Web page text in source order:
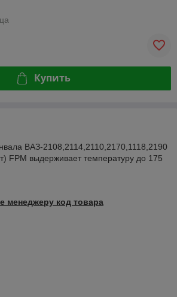
Купить
ВАЗ-2108,2114,2110,2170,1118,2190
FPM выдерживает температуру до 175
менеджеру код товара